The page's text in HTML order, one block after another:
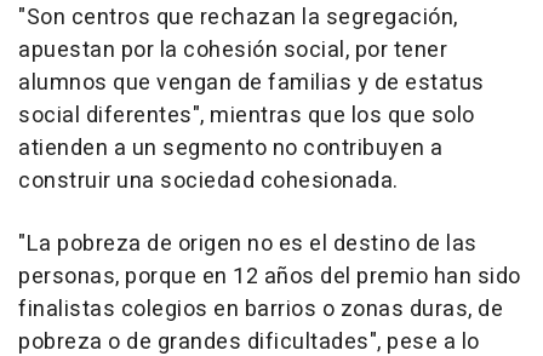
"Son centros que rechazan la segregación,
apuestan por la cohesión social, por tener
alumnos que vengan de familias y de estatus
social diferentes", mientras que los que solo
atienden a un segmento no contribuyen a
construir una sociedad cohesionada.
"La pobreza de origen no es el destino de las
personas, porque en 12 años del premio han sido
finalistas colegios en barrios o zonas duras, de
pobreza o de grandes dificultades", pese a lo